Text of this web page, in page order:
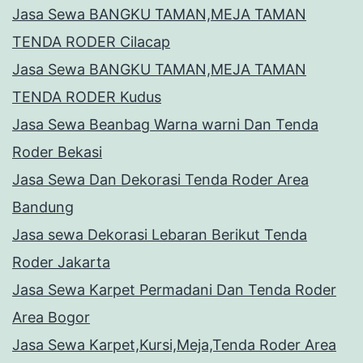
Jasa Sewa BANGKU TAMAN,MEJA TAMAN
TENDA RODER Cilacap
Jasa Sewa BANGKU TAMAN,MEJA TAMAN
TENDA RODER Kudus
Jasa Sewa Beanbag Warna warni Dan Tenda
Roder Bekasi
Jasa Sewa Dan Dekorasi Tenda Roder Area
Bandung
Jasa sewa Dekorasi Lebaran Berikut Tenda
Roder Jakarta
Jasa Sewa Karpet Permadani Dan Tenda Roder
Area Bogor
Jasa Sewa Karpet,Kursi,Meja,Tenda Roder Area